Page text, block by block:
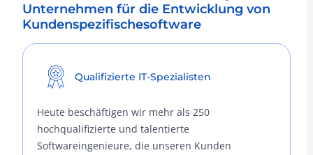
Unternehmen für die Entwicklung von
Kundenspezifischesoftware
Qualifizierte IT-Spezialisten
Heute beschäftigen wir mehr als 250
hochqualifizierte und talentierte
Softwareingenieure, die unseren Kunden